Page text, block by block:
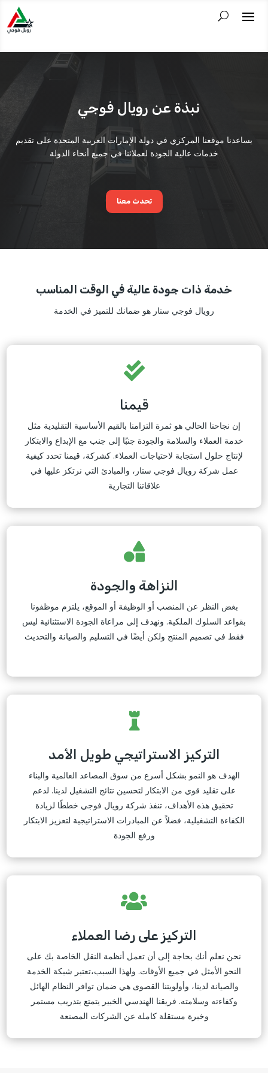
نبذة عن رويال فوجي
يساعدنا موقعنا المركزي في دولة الإمارات العربية المتحدة على تقديم
خدمات عالية الجودة لعملائنا في جميع أنحاء الدولة
تحدث معنا
خدمة ذات جودة عالية في الوقت المناسب
رويال فوجي ستار هو ضمانك للتميز في الخدمة

قيمنا
إن نجاحنا الحالي هو ثمرة التزامنا بالقيم الأساسية التقليدية مثل
خدمة العملاء والسلامة والجودة جنبًا إلى جنب مع الإبداع والابتكار
لإنتاج حلول استجابة لاحتياجات العملاء. كشركة، قيمنا تحدد كيفية
عمل شركة رويال فوجي ستار، والمبادئ التي نرتكز عليها في
علاقاتنا التجارية

النزاهة والجودة
بغض النظر عن المنصب أو الوظيفة أو الموقع، يلتزم موظفونا
بقواعد السلوك الملكية. ونهدف إلى مراعاة الجودة الاستثنائية ليس
فقط في تصميم المنتج ولكن أيضًا في التسليم والصيانة والتحديث

التركيز الاستراتيجي طويل الأمد
الهدف هو النمو بشكل أسرع من سوق المصاعد العالمية والبناء
على تقليد قوي من الابتكار لتحسين نتائج التشغيل لدينا. لدعم
تحقيق هذه الأهداف، تنفذ شركة رويال فوجي خططًا لزيادة
الكفاءة التشغيلية، فضلاً عن المبادرات الاستراتيجية لتعزيز الابتكار
ورفع الجودة

التركيز على رضا العملاء
نحن نعلم أنك بحاجة إلى أن تعمل أنظمة النقل الخاصة بك على
النحو الأمثل في جميع الأوقات. ولهذا السبب،تعتبر شبكة الخدمة
والصيانة لدينا، وأولويتنا القصوى هي ضمان توافر النظام الهائل
وكفاءته وسلامته. فريقنا الهندسي الخبير يتمتع بتدريب مستمر
وخبرة مستقلة كاملة عن الشركات المصنعة